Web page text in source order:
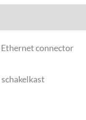
Ethernet connector